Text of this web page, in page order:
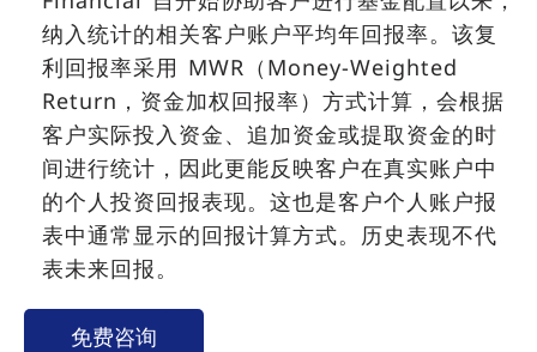
纳入统计的相关客户账户平均年回报率。该复
利回报率采用 MWR（Money-Weighted
Return，资金加权回报率）方式计算，会根据
客户实际投入资金、追加资金或提取资金的时
间进行统计，因此更能反映客户在真实账户中
的个人投资回报表现。这也是客户个人账户报
表中通常显示的回报计算方式。历史表现不代
表未来回报。
免费咨询